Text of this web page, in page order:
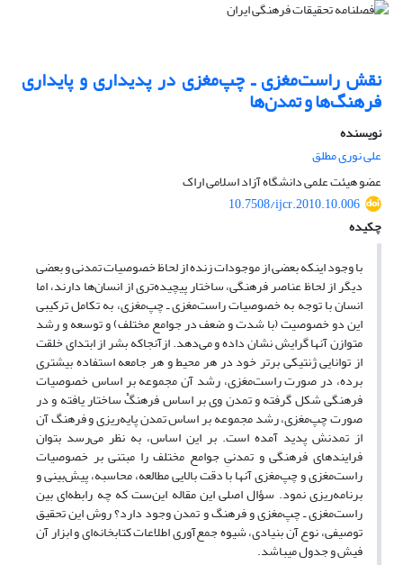
نقش راست‌مغزی ـ چپ‌مغزی در پدیداری و پایداری
فرهنگ‌ها و تمدن‌ها
نویسنده
علی نوری مطلق
عضو هیئت علمی دانشگاه آزاد اسلامی اراک
10.7508/ijcr.2010.10.006
چکیده
با وجود اینکه بعضی از موجودات زنده از لحاظ خصوصیات تمدنی و بعضی
دیگر از لحاظ عناصر فرهنگی، ساختار پیچیده‌تری از انسان‌ها دارند، اما
انسان با توجه به خصوصیات راست‌مغزی ـ چپ‌مغزی، به تکامل ترکیبی
این دو خصوصیت (با شدت و ضعف در جوامع مختلف) و توسعه و رشد
متوازن آنها گرایش نشان داده و می‌دهد. ازآنجاکه بشر از ابتدای خلقت
از توانایی ژنتیکی برتر خود در هر محیط و هر جامعه استفاده بیشتری
برده، در صورت راست‌مغزی، رشد آن مجموعه بر اساس خصوصیات
فرهنگی شکل گرفته و تمدن وی بر اساس فرهنگْ ساختار یافته و در
صورت چپ‌مغزی، رشد مجموعه بر اساس تمدن پایه‌ریزی و فرهنگ آن
از تمدنش پدید آمده است. بر این اساس، به نظر می‌رسد بتوان
فرایندهای فرهنگی و تمدنیِ جوامع مختلف را مبتنی بر خصوصیات
راست‌مغزی و چپ‌مغزی آنها با دقت بالایی مطالعه، محاسبه، پیش‌بینی و
برنامه‌ریزی نمود. سؤال اصلی این مقاله این‌ست که چه رابطه‌ای بین
راست‌مغزی ـ چپ‌مغزی و فرهنگ و تمدن وجود دارد؟ روش این تحقیق
توصیفی، نوع آن بنیادی، شیوه جمع‌آوری اطلاعات کتابخانه‌ای و ابزار آن
فیش و جدول میباشد.